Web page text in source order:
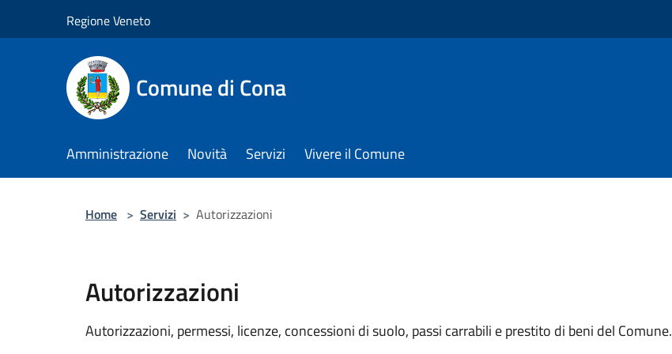
Regione Veneto
Comune di Cona
Amministrazione Novità Servizi Vivere il Comune
Home > Servizi > Autorizzazioni
Autorizzazioni
Autorizzazioni, permessi, licenze, concessioni di suolo, passi carrabili e prestito di beni del Comune.